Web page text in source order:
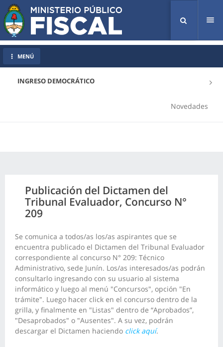
INGRESO DEMOCRÁTICO
Novedades
MENÚ
Publicación del Dictamen del
Tribunal Evaluador, Concurso N°
209
Se comunica a todos/as los/as aspirantes que se
encuentra publicado el Dictamen del Tribunal Evaluador
correspondiente al concurso N° 209: Técnico
Administrativo, sede Junín. Los/as interesados/as podrán
consultarlo ingresando con su usuario al sistema
informático y luego al menú "Concursos", opción "En
trámite". Luego hacer click en el concurso dentro de la
grilla, y finalmente en "Listas" dentro de “Aprobados”,
"Desaprobados" o "Ausentes". A su vez, podrán
descargar el Dictamen haciendo click aquí.